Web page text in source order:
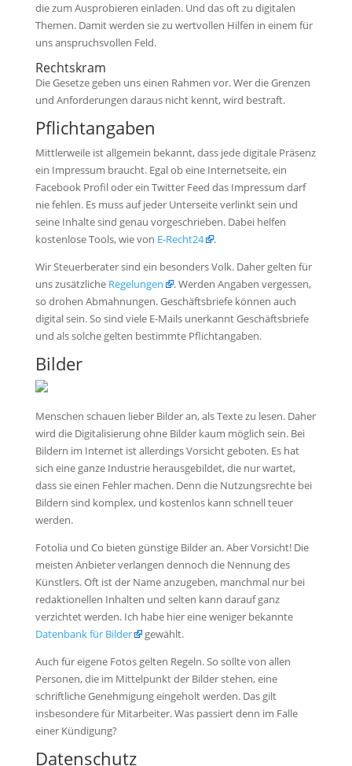
die zum Ausprobieren einladen. Und das oft zu digitalen
Themen. Damit werden sie zu wertvollen Hilfen in einem für
uns anspruchsvollen Feld.
Rechtskram
Die Gesetze geben uns einen Rahmen vor. Wer die Grenzen
und Anforderungen daraus nicht kennt, wird bestraft.
Pflichtangaben
Mittlerweile ist allgemein bekannt, dass jede digitale Präsenz
ein Impressum braucht. Egal ob eine Internetseite, ein
Facebook Profil oder ein Twitter Feed das Impressum darf
nie fehlen. Es muss auf jeder Unterseite verlinkt sein und
seine Inhalte sind genau vorgeschrieben. Dabei helfen
kostenlose Tools, wie von E-Recht24
.
Wir Steuerberater sind ein besonders Volk. Daher gelten für
uns zusätzlicheRegelungen
. Werden Angaben vergessen,
so drohen Abmahnungen. Geschäftsbriefe können auch
digital sein. So sind viele E-Mails unerkannt Geschäftsbriefe
und als solche gelten bestimmte Pflichtangaben.
Bilder
Menschen schauen lieber Bilder an, als Texte zu lesen. Daher
wird die Digitalisierung ohne Bilder kaum möglich sein. Bei
Bildern im Internet ist allerdings Vorsicht geboten. Es hat
sich eine ganze Industrie herausgebildet, die nur wartet,
dass sie einen Fehler machen. Denn die Nutzungsrechte bei
Bildern sind komplex, und kostenlos kann schnell teuer
werden.
Fotolia und Co bieten günstige Bilder an. Aber Vorsicht! Die
meisten Anbieter verlangen dennoch die Nennung des
Künstlers. Oft ist der Name anzugeben, manchmal nur bei
redaktionellen Inhalten und selten kann darauf ganz
verzichtet werden. Ich habe hier eine weniger bekannte
Datenbank für Bilder
gewählt.
Auch für eigene Fotos gelten Regeln. So sollte von allen
Personen, die im Mittelpunkt der Bilder stehen, eine
schriftliche Genehmigung eingeholt werden. Das gilt
insbesondere für Mitarbeiter. Was passiert denn im Falle
einer Kündigung?
Datenschutz